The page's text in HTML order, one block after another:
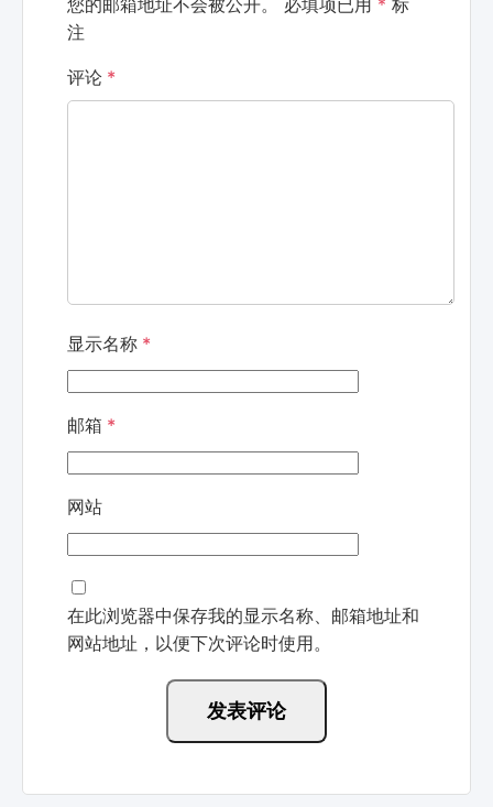
您的邮箱地址不会被公开。 必填项已用 * 标
注
评论 *
显示名称 *
邮箱 *
网站
在此浏览器中保存我的显示名称、邮箱地址和
网站地址，以便下次评论时使用。